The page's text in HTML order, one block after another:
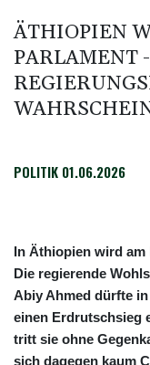
kündigt Vergeltung
UEFA hält an FIFA-
Jemen: 38 Soldaten
kündigt Vergeltung
ÄTHIOPIEN
PARLAMENT
POLITIK 01.06.2026
In Äthiopien wird am
Die regierende
Abiy Ahmed dürfte
einen Erdrutschsieg
tritt sie ohne
sich dagegen kaum